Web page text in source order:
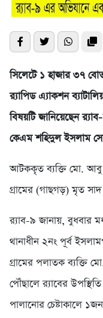
সিলেটে ১ হাজার ৩৭
র‌্যাপিড এ্যাকশন
বিষয়টি জানিয়েছেন
কেএম শহিদুল ইসলাম
আটককৃত ব্যক্তি মো. আবু
গ্রামের (গাছগড়) মৃত
র‌্যাব-৯ জানায়, বুধবার
থানাধীন ২নং পূর্ব
গ্রামের পলাতক ব্যক্তি
পৌঁছালে র‌্যাবের
পালানোর চেষ্টাকালে